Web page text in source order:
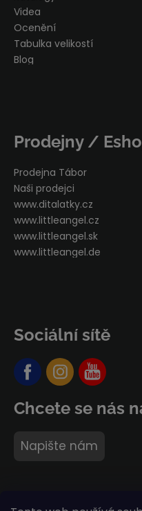
Videa
Ocenění
Tabulka velikostí
Blog
Prodejny /
Prodejna Tábor
Naši prodejci
www.ditalatky.cz
www.littleangel.cz
www.littleangel.sk
www.littleangel.de
Sociální sítě
Chcete se nás
Napište nám